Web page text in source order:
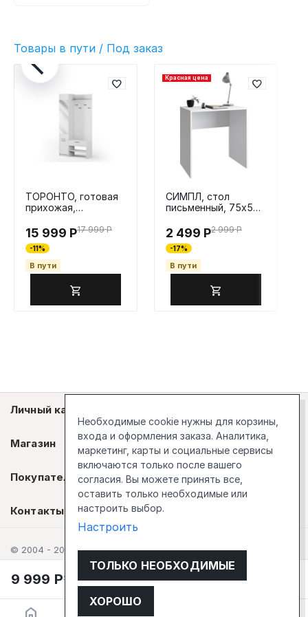
9 999 Р10 999 Р В корзину
Товары в пути / Под заказ
ТОРОНТО, готовая
прихожая,
белый, М3
15 999 Р17 999 Р
-11%
В пути
Красная цена
СИМПЛ, стол
письменный, 75х50
2 499 Р2 999 Р
-17%
В пути
Личный кабинет
Магазин
Покупателям
Контакты
© 2004 - 2026 Стокгольм
Необходимые cookie нужны для корзины,
входа и оформления заказа. Аналитика,
маркетинг, карты и социальные сервисы
включаются только после вашего
согласия. Вы можете принять все,
оставить только необходимые или
настроить выбор.
Настроить
ТОЛЬКО НЕОБХОДИМЫЕ
ХОРОШО